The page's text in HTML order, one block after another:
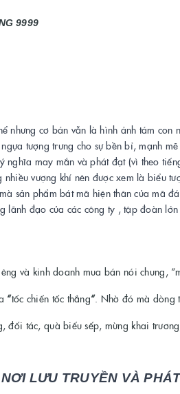
9999
nhưng cơ bản vẫn là hình ảnh tám con
tượng trưng cho sự bền bỉ, mạnh
may mắn và phát đạt (vì theo
vượng khí nên được xem là biểu
sản phẩm bát mã hiện thân của mã
lãnh đạo của các công ty , tập đoàn lớn
và kinh doanh mua bán nói chung,
“tốc chiến tốc thắng“. Nhờ đó mà dòng
đối tác, quà biếu sếp, mừng khai
LƯU TRUYỀN VÀ